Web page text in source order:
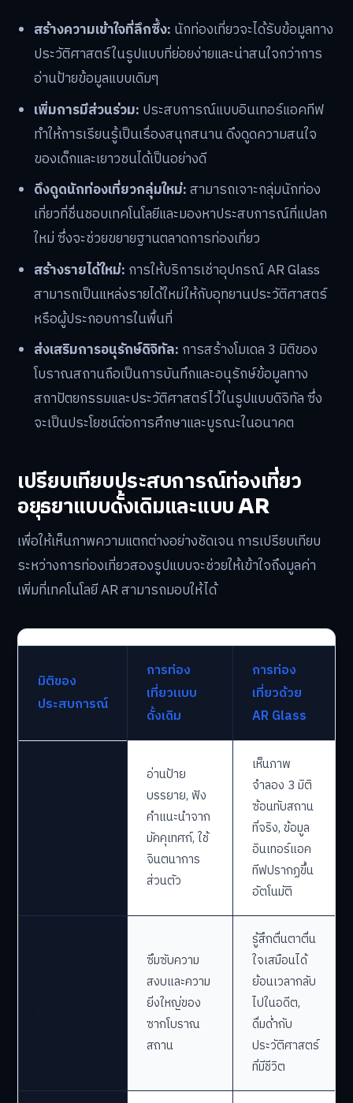
สร้างความเข้าใจที่ลึกซึ้ง: นักท่องเที่ยวจะได้รับข้อมูลทาง
ประวัติศาสตร์ในรูปแบบที่ย่อยง่ายและน่าสนใจกว่าการ
อ่านป้ายข้อมูลแบบเดิมๆ
เพิ่มการมีส่วนร่วม: ประสบการณ์แบบอินเทอร์แอคทีฟ
ทำให้การเรียนรู้เป็นเรื่องสนุกสนาน ดึงดูดความสนใจ
ของเด็กและเยาวชนได้เป็นอย่างดี
ดึงดูดนักท่องเที่ยวกลุ่มใหม่:สามารถเจาะกลุ่มนักท่อง
เที่ยวที่ชื่นชอบเทคโนโลยีและมองหาประสบการณ์ที่แปลก
ใหม่ ซึ่งจะช่วยขยายฐานตลาดการท่องเที่ยว
สร้างรายได้ใหม่: การให้บริการเช่าอุปกรณ์ AR Glass
สามารถเป็นแหล่งรายได้ใหม่ให้กับอุทยานประวัติศาสตร์
หรือผู้ประกอบการในพื้นที่
ส่งเสริมการอนุรักษ์ดิจิทัล: การสร้างโมเดล 3 มิติของ
โบราณสถานถือเป็นการบันทึกและอนุรักษ์ข้อมูลทาง
สถาปัตยกรรมและประวัติศาสตร์ไว้ในรูปแบบดิจิทัล ซึ่ง
จะเป็นประโยชน์ต่อการศึกษาและบูรณะในอนาคต
เปรียบเทียบประสบการณ์ท่องเที่ยว
อยุธยาแบบดั้งเดิมและแบบ AR
เพื่อให้เห็นภาพความแตกต่างอย่างชัดเจน การเปรียบเทียบ
ระหว่างการท่องเที่ยวสองรูปแบบจะช่วยให้เข้าใจถึงมูลค่า
เพิ่มที่เทคโนโลยี AR สามารถมอบให้ได้
มิติของ
ประสบการณ์
การท่อง
เที่ยวแบบ
ดั้งเดิม
การท่อง
เที่ยวด้วย
AR Glass
อ่านป้าย
บรรยาย, ฟัง
คำแนะนำจาก
มัคคุเทศก์, ใช้
จินตนาการ
ส่วนตัว
เห็นภาพ
จำลอง 3 มิติ
ซ้อนทับสถาน
ที่จริง, ข้อมูล
อินเทอร์แอค
ทีฟปรากฏขึ้น
อัตโนมัติ
ซึมซับความ
สงบและความ
ยิ่งใหญ่ของ
ซากโบราณ
สถาน
รู้สึกตื่นตาตื่น
ใจเสมือนได้
ย้อนเวลากลับ
ไปในอดีต,
ดื่มด่ำกับ
ประวัติศาสตร์
ที่มีชีวิต